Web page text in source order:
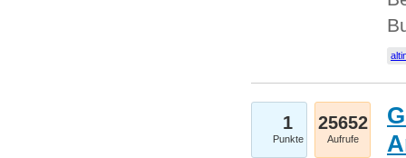
1
Punkte
25652
Aufrufe